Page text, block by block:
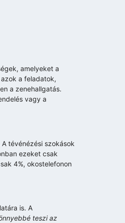
amelyeket a
a feladatok,
a zenehallgatás.
vagy a
tévénézési szokások
ezeket csak
4%, okostelefonon
is. A
teszi az